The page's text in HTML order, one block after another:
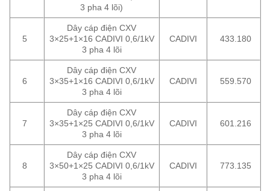
3 pha 4 lõi)
5
Dây cáp điện CXV
3×25+1×16 CADIVI 0,6/1kV
3 pha 4 lõi
CADIVI 433.180
6
Dây cáp điện CXV
3×35+1×16 CADIVI 0,6/1kV
3 pha 4 lõi
CADIVI 559.570
7
Dây cáp điện CXV
3×35+1×25 CADIVI 0,6/1kV
3 pha 4 lõi
CADIVI 601.216
8
Dây cáp điện CXV
3×50+1×25 CADIVI 0,6/1kV
3 pha 4 lõi
CADIVI 773.135